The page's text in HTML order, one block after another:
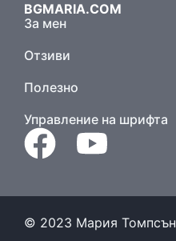
BGMARIA.COM
За мен
Отзиви
Полезно
Управление на шрифта
© 2023 Мария Томпсън